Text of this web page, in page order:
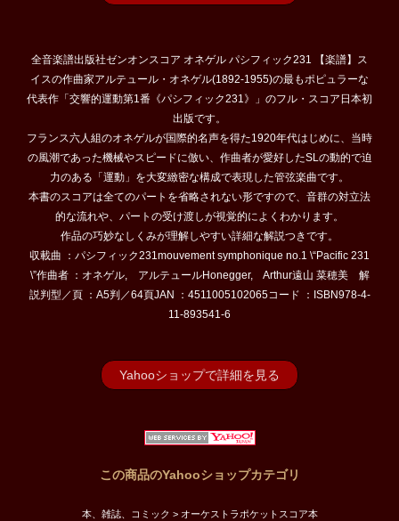
全音楽譜出版社ゼンオンスコア オネゲル パシフィック231 【楽譜】ス
イスの作曲家アルテュール・オネゲル(1892-1955)の最もポピュラーな
代表作「交響的運動第1番《パシフィック231》」のフル・スコア日本初
出版です。
フランス六人組のオネゲルが国際的名声を得た1920年代はじめに、当時
の風潮であった機械やスピードに倣い、作曲者が愛好したSLの動的で迫
力のある「運動」を大変緻密な構成で表現した管弦楽曲です。
本書のスコアは全てのパートを省略されない形ですので、音群の対立法
的な流れや、パートの受け渡しが視覚的によくわかります。
作品の巧妙なしくみが理解しやすい詳細な解説つきです。
収載曲 ：パシフィック231mouvement symphonique no.1 \“Pacific 231
\”作曲者 ：オネゲル, アルテュールHonegger, Arthur遠山 菜穂美 解
説判型／頁 ：A5判／64頁JAN ：4511005102065コード ：ISBN978-4-
11-893541-6
Yahooショップで詳細を見る
この商品のYahooショップカテゴリ
本、雑誌、コミック > オーケストラポケットスコア本